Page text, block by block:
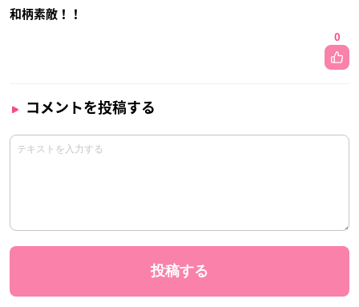
和柄素敵！！
0
コメントを投稿する